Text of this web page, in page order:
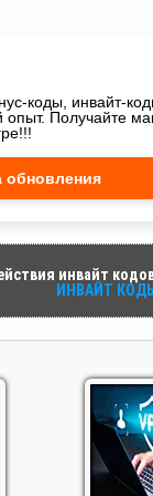
коды, инвайт-
опыт. Получайте
обновления
инвайт
ИНВАЙТ